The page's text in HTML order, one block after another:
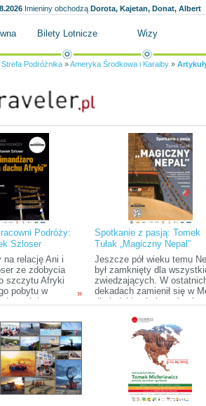
Imieniny obchodzą Dorota, Kajetan, Donat, Albert
Bilety Lotnicze Wizy
Strefa Podróżnika »Ameryka Środkowa i Karaiby »
Podróży:
Szloser
– na dachu
na relację Ani i
ze zdobycia
szczytu Afryki
pobytu w
i na
»
Spotkanie z pasją: Tomek
Tułak „Magiczny Nepal”
Jeszcze pół wieku temu
był zamknięty dla
zwiedzających. W
dekadach zamienił się w
dla ludzi kochających góry,
azjatycką kulturę.